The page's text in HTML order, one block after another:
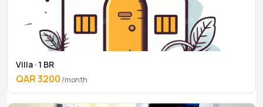
Villa · 1 BR
QAR 3200 /month